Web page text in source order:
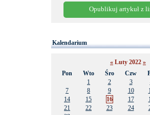
Opublikuj artykuł z
Kalendarium
« Luty 2022 »
Pon
Wto Śro Czw
1
2 3
7
8 9 10
14
15 16 17
21
22 23 24